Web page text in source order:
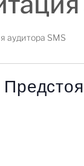
аудитора SMS